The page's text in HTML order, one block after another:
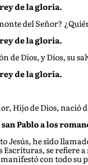
de la gloria.
del Señor?
de la gloria.
de Dios, y Dios, su
de la gloria.
Hijo de Dios, nació
Pablo a los
Jesús, he sido
Escrituras, se refiere
con todo su